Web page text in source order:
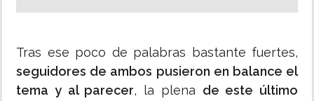
Tras ese poco de palabras bastante fuertes,
seguidores de ambos pusieron en balance el
tema y al parecer, la plena de este último